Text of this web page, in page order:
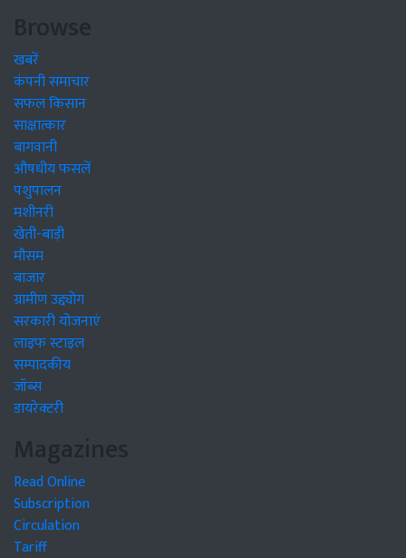
Browse
खबरें
कंपनी समाचार
सफल किसान
साक्षात्कार
बागवानी
औषधीय फसलें
पशुपालन
मशीनरी
खेती-बाड़ी
मौसम
बाजार
ग्रामीण उद्द्योग
सरकारी योजनाएं
लाइफ स्टाइल
सम्पादकीय
जॉब्स
डायरेक्टरी
Magazines
Read Online
Subscription
Circulation
Tariff